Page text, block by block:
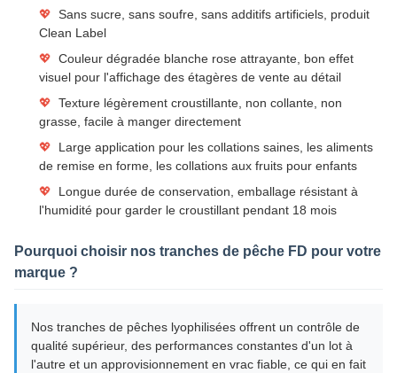
💖 Sans sucre, sans soufre, sans additifs artificiels, produit
Clean Label
💖 Couleur dégradée blanche rose attrayante, bon effet
visuel pour l'affichage des étagères de vente au détail
💖 Texture légèrement croustillante, non collante, non
grasse, facile à manger directement
💖
Large application pour les collations saines, les aliments
de remise en forme, les collations aux fruits pour enfants
💖
Longue durée de conservation, emballage résistant à
l'humidité pour garder le croustillant pendant 18 mois
Pourquoi choisir nos tranches de pêche FD pour votre
marque ?
Nos tranches de pêches lyophilisées offrent un contrôle de
qualité supérieur, des performances constantes d'un lot à
l'autre et un approvisionnement en vrac fiable, ce qui en fait